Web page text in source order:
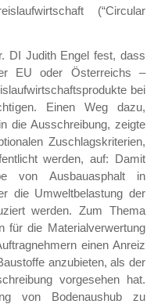
(“Circular
DI Judith Engel fest, dass
EU oder Österreichs –
bei
Einen Weg dazu,
die Ausschreibung, zeigte
Zuschlagskriterien,
werden, auf: Damit
von Ausbauasphalt in
die Umweltbelastung der
werden. Zum Thema
für die Materialverwertung
einen Anreiz
anzubieten, als der
vorgesehen hat.
von Bodenaushub zu